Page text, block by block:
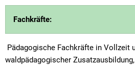
Fachkräfte:
Pädagogische Fachkräfte in Vollzeit
waldpädagogischer